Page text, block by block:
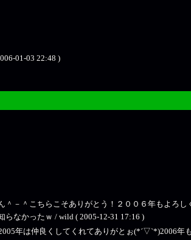
01-03 22:48 )
－＾こちらこそありがとう！２００６年もよろし
なかったｗ / wild ( 2005-12-31 17:16 )
年は仲良くしてくれてありがとぉ(*´▽`*)2006年